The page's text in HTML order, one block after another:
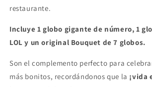
restaurante.
Incluye 1 globo gigante de número, 1
LOL y un original Bouquet de 7 globos.
Son el complemento perfecto para
más bonitos, recordándonos que la ¡vida